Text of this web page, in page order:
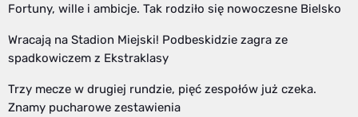
Fortuny, wille i ambicje. Tak rodziło się nowoczesne Bielsko
Wracają na Stadion Miejski! Podbeskidzie zagra ze
spadkowiczem z Ekstraklasy
Trzy mecze w drugiej rundzie, pięć zespołów już czeka.
Znamy pucharowe zestawienia